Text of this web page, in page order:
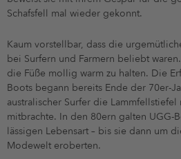
Schafsfell mal wieder gekonnt.
Kaum vorstellbar, dass die
bei Surfern und Farmern beliebt
die Füße mollig warm zu halten. Die
Boots begann bereits Ende der 70er-
australischer Surfer die
mitbrachte. In den 80ern galten UGG-
lässigen Lebensart – bis sie dann um
Modewelt eroberten.